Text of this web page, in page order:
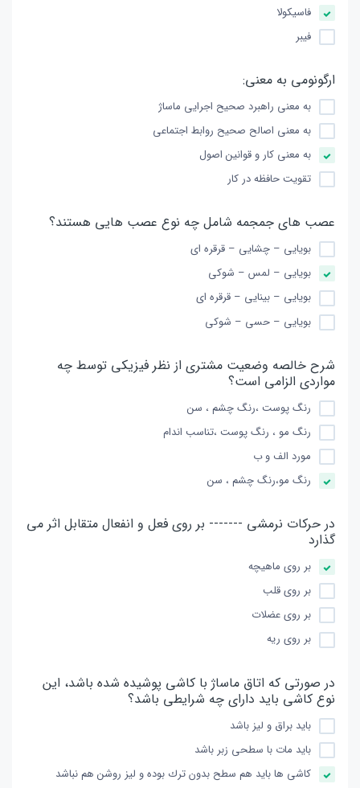
فاسیكولا
فیبر
ارگونومی به معنی:
به معنی راهبرد صحیح اجرایی ماساژ
به معنی اصالح صحیح روابط اجتماعی
به معنی كار و قوانین اصول
تقویت حافظه در كار
عصب های جمجمه شامل چه نوع عصب هایی هستند؟
بویایی – چشایی – قرقره ای
بویایی – لمس – شوكی
بویایی – بینایی – قرقره ای
بویایی – حسی – شوكی
شرح خالصه وضعیت مشتری از نظر فیزیكی توسط چه
مواردی الزامی است؟
رنگ پوست ،رنگ چشم ، سن
رنگ مو ، رنگ پوست ،تناسب اندام
مورد الف و ب
رنگ مو،رنگ چشم ، سن
در حركات نرمشی ------- بر روی فعل و انفعال متقابل اثر می
گذارد
بر روی ماهیچه
بر روی قلب
بر روی عضلات
بر روی ریه
در صورتی كه اتاق ماساژ با كاشی پوشیده شده باشد، این
نوع كاشی باید دارای چه شرایطی باشد؟
باید براق و لیز باشد
باید مات با سطحی زبر باشد
كاشی ها باید هم سطح بدون ترك بوده و لیز روشن هم نباشد